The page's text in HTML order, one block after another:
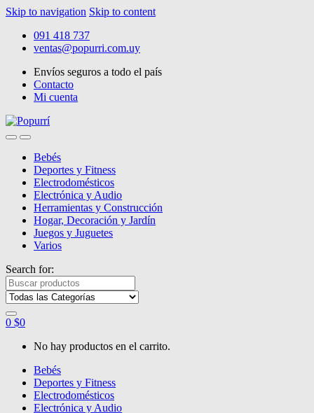
Skip to navigation Skip to content
091 418 737
ventas@popurri.com.uy
Envíos seguros a todo el país
Contacto
Mi cuenta
Bebés
Deportes y Fitness
Electrodomésticos
Electrónica y Audio
Herramientas y Construcción
Hogar, Decoración y Jardín
Juegos y Juguetes
Varios
Search for:
0 $0
No hay productos en el carrito.
Bebés
Deportes y Fitness
Electrodomésticos
Electrónica y Audio